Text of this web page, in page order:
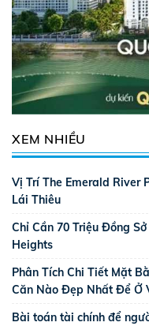
XEM NHIỀU
Vị Trí The Emerald River
Lái Thiêu
Chỉ Cần 70 Triệu Đồng
Heights
Phân Tích Chi Tiết Mặt
Căn Nào Đẹp Nhất Để Ở
Bài toán tài chính để